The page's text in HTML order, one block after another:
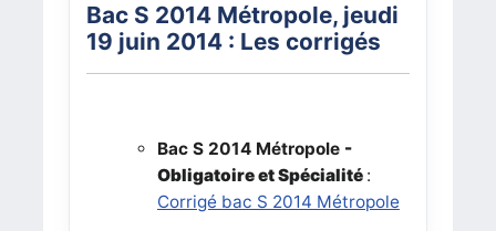
Bac S 2014 Métropole, jeudi
19 juin 2014 : Les corrigés
Bac S 2014 Métropole -
Obligatoire et Spécialité :
Corrigé bac S 2014 Métropole